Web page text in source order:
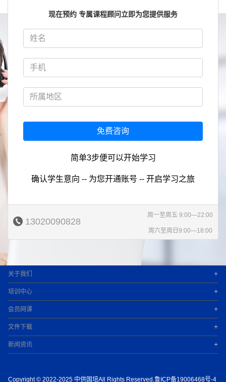
现在预约 专属课程顾问立即为您提供服务
免费咨询
简单3步便可以开始学习
确认学生意向 -- 为您开通账号 -- 开启学习之旅
13020090828
周一至周五 9:00—22:00
周六至周日9:00—18:00
关于我们 +
培训中心 +
会员网课 +
文件下载 +
新闻资讯 +
Copyright © 2022-2025 中供国培All Rights Reserved.鲁ICP备19006468号-4